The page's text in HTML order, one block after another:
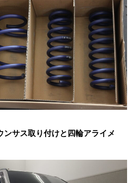
ンサス取り付けと四輪アライメ